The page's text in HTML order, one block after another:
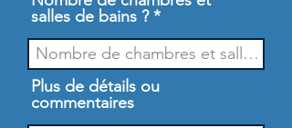
salles de bains ?
Plus de détails ou
commentaires